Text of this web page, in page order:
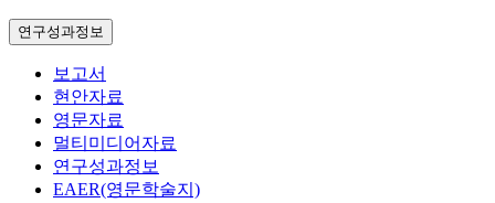
연구성과정보
보고서
현안자료
영문자료
멀티미디어자료
연구성과정보
EAER(영문학술지)